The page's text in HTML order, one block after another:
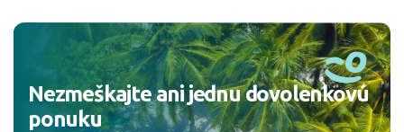
Nezmeškajte ani jednu dovolenkovú
ponuku